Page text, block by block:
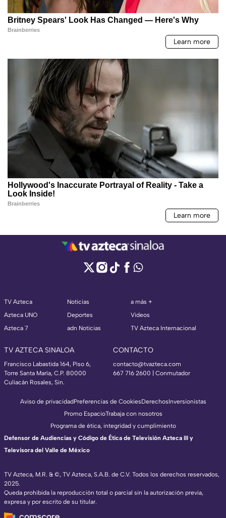
TV Azteca
Azteca UNO
Azteca 7
Noticias
Deportes
adn Noticias
a más +
Videos
TV Azteca Internacional
TV AZTECA SINALOA
Francisco Labastida 164, Piso 6,
Torre Santa María, C.P. 80000
Culiacán Rosales, Sin.
CONTACTO
contacto@tvazteca.com
667 716 2600 | Conmutador
TV Azteca, M.R. & ©, TV Azteca, S.A.B. de C.V. Todos los derechos reservados,
2025.
Queda prohibida la reproducción total o parcial sin la autorización previa,
expresa y por escrito de su titular.
Aviso de privacidadPreferencias de CookiesDerechosInversionistas
Promo EspacioTrabaja con nosotros
Programa de ética, integridad y cumplimiento
Defensor de Audiencias y Código de Ética de Televisión Azteca III y
Televisora del Valle de México